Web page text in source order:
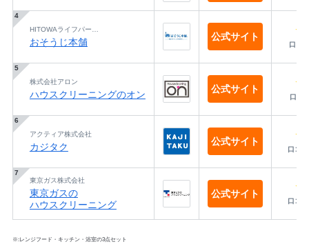
おそうじ本舗 公式サイト ★
口コ
株式会社アロン
ハウスクリーニングのオン 公式サイト ★
口コ
アクティア株式会社
カジタク 公式サイト ★
口コ
東京ガス株式会社
東京ガスの
ハウスクリーニング
公式サイト
★
口コ
※:レンジフード・キッチン・浴室の3点セット